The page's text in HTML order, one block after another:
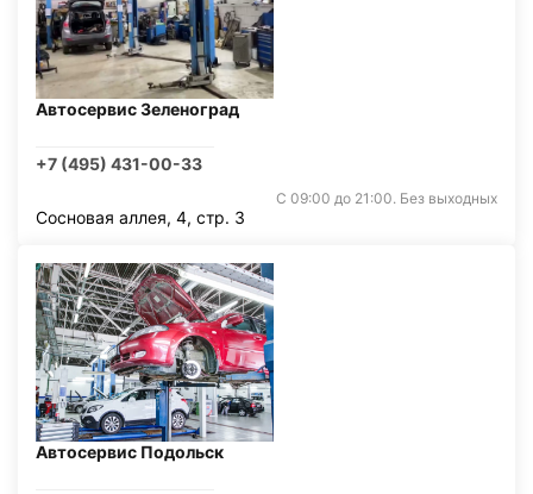
Автосервис Зеленоград
+7 (495) 431-00-33
С 09:00 до 21:00. Без выходных
Сосновая аллея, 4, стр. 3
Автосервис Подольск